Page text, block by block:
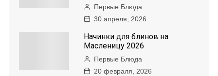
Первые Блюда
30 апреля, 2026
Начинки для блинов на
Масленицу 2026
Первые Блюда
20 февраля, 2026